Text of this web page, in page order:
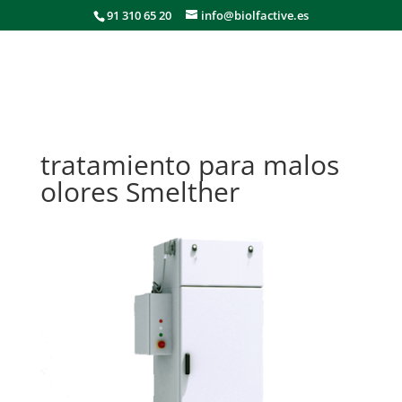
91 310 65 20 info@biolfactive.es
tratamiento para malos
olores Smelther